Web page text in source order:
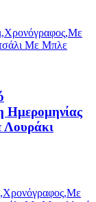
Ημερομηνίας
Λουράκι